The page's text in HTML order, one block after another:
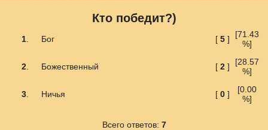
Кто победит?)
1 Бог [ 5]
[71.43
%]
2 Божественный [ 2]
[28.57
%]
3 Ничья [ 0]
[0.00
%]
Всего ответов: 7